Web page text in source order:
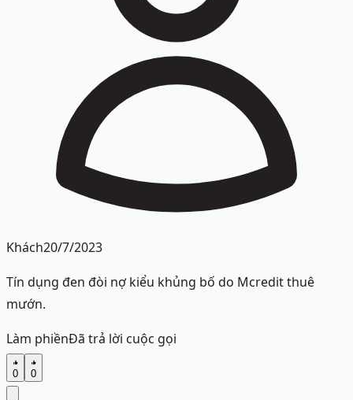
Khách20/7/2023
Tín dụng đen đòi nợ kiểu khủng bố do Mcredit thuê
mướn.
Làm phiềnĐã trả lời cuộc gọi
0 0